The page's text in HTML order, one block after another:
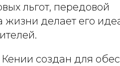
льгот, передовой
жизни делает его
создан для